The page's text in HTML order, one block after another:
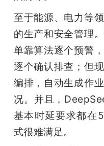
至于能源、电力等
的生产和安全管理
单靠算法逐个预警
逐个确认排查；但
编排，自动生成作
况。并且，
基本时延要求都在
式很难满足。